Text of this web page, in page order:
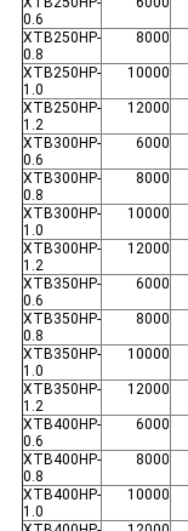
0.6
XTB250HP-
0.8
8000
XTB250HP-
1.0
10000
XTB250HP-
1.2
12000
XTB300HP-
0.6
6000
XTB300HP-
0.8
8000
XTB300HP-
1.0
10000
XTB300HP-
1.2
12000
XTB350HP-
0.6
6000
XTB350HP-
0.8
8000
XTB350HP-
1.0
10000
XTB350HP-
1.2
12000
XTB400HP-
0.6
6000
XTB400HP-
0.8
8000
XTB400HP-
1.0
10000